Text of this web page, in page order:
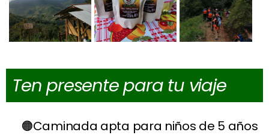
Ten presente para tu viaje
Caminada apta para niños de 5 años